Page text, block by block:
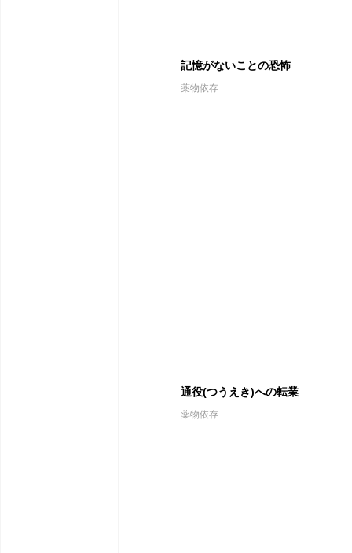
記憶がないことの恐怖
薬物依存
通役(つうえき)への転業
薬物依存